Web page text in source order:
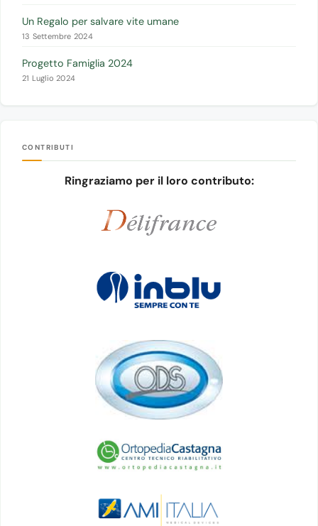
Un Regalo per salvare vite umane
13 Settembre 2024
Progetto Famiglia 2024
21 Luglio 2024
CONTRIBUTI
Ringraziamo per il loro contributo: